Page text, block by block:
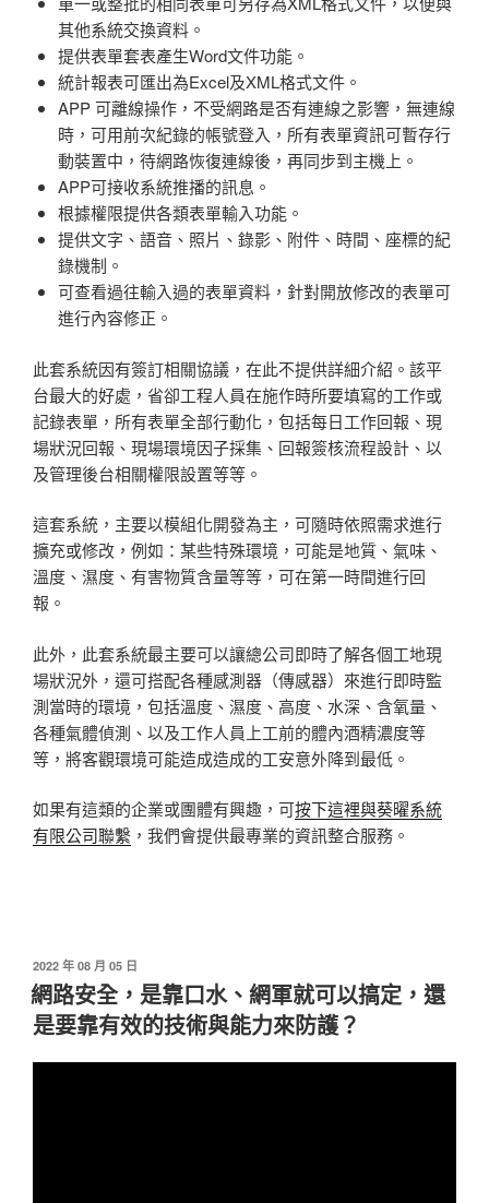
其他系統交換資料。
提供表單套表產生Word文件功能。
統計報表可匯出為Excel及XML格式文件。
APP 可離線操作，不受網路是否有連線之影響，無連線
時，可用前次紀錄的帳號登入，所有表單資訊可暫存行
動裝置中，待網路恢復連線後，再同步到主機上。
APP可接收系統推播的訊息。
根據權限提供各類表單輸入功能。
提供文字、語音、照片、錄影、附件、時間、座標的紀
錄機制。
可查看過往輸入過的表單資料，針對開放修改的表單可
進行內容修正。
此套系統因有簽訂相關協議，在此不提供詳細介紹。該平
台最大的好處，省卻工程人員在施作時所要填寫的工作或
記錄表單，所有表單全部行動化，包括每日工作回報、現
場狀況回報、現場環境因子採集、回報簽核流程設計、以
及管理後台相關權限設置等等。
這套系統，主要以模組化開發為主，可隨時依照需求進行
擴充或修改，例如：某些特殊環境，可能是地質、氣味、
溫度、濕度、有害物質含量等等，可在第一時間進行回
報。
此外，此套系統最主要可以讓總公司即時了解各個工地現
場狀況外，還可搭配各種感測器（傳感器）來進行即時監
測當時的環境，包括溫度、濕度、高度、水深、含氧量、
各種氣體偵測、以及工作人員上工前的體內酒精濃度等
等，將客觀環境可能造成造成的工安意外降到最低。
如果有這類的企業或團體有興趣，可按下這裡與葵曜系統
有限公司聯繫 ，我們會提供最專業的資訊整合服務。
發
佈
於
2022 年 08 月 05 日
網路安全，是靠口水、網軍就可以搞定，還
是要靠有效的技術與能力來防護？